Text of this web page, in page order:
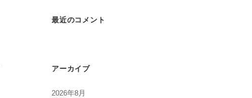
最近のコメント
アーカイブ
2026年8月